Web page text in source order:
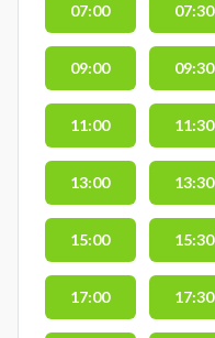
07:00 07:30
09:00 09:30
11:00 11:30
13:00 13:30
15:00 15:30
17:00 17:30